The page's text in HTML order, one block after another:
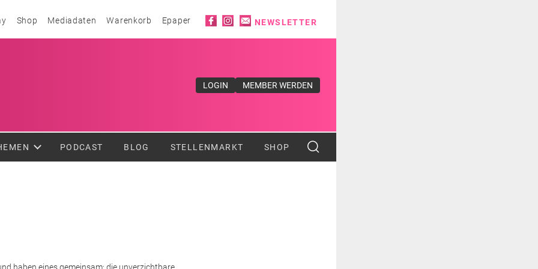
Shop Mediadaten Warenkorb Epaper Social iconsNEWSLETTER
LOGIN MEMBER WERDEN
PODCAST BLOG STELLENMARKT SHOP